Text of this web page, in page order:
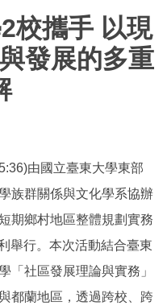
校攜手 以現
發展的多重
由國立臺東大學東部
族群關係與文化學系協辦
期鄉村地區整體規劃實務
舉行。本次活動結合臺東
「社區發展理論與實務」
都蘭地區，透過跨校、跨